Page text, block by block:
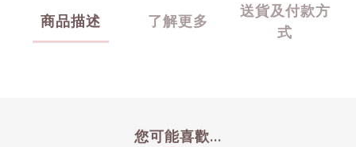
商品描述 了解更多
送貨及付款方
式
您可能喜歡...